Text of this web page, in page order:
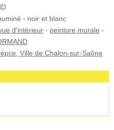
- noir et blanc
d'intérieur - peinture murale -
Ville de Chalon-sur-Saône